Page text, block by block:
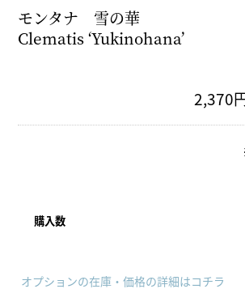
モンタナ 雪の華
Clematis ‘Yukinohana’
2,370
購入数
オプションの在庫・価格の詳細はコチラ